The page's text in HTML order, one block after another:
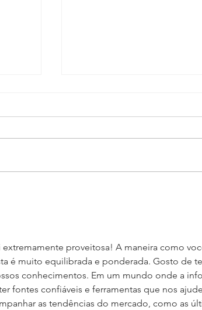
proveitosa! A maneira como
é muito equilibrada e ponderada. Gosto de
conhecimentos. Em um mundo onde a
fontes confiáveis e ferramentas que nos
as tendências do mercado, como as